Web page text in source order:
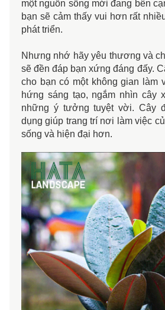
một nguồn sống mới đang bên
bạn sẽ cảm thấy vui hơn rất
phát triển.
Nhưng nhớ hãy yêu thương và
sẽ đền đáp bạn xứng đáng đấy.
cho bạn có một không gian làm
hứng sáng tạo, ngắm nhìn cây
những ý tưởng tuyệt vời. Cây
dụng giúp trang trí nơi làm việc
sống và hiện đại hơn.